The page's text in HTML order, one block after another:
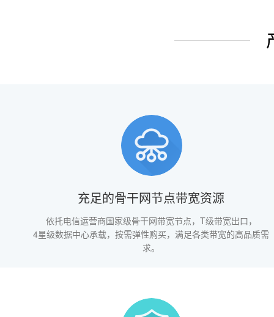
充足的骨干网节点带宽资源
依托电信运营商国家级骨干网带宽节点，T级带宽出口，
4星级数据中心承载，按需弹性购买，满足各类带宽的高品质需
求。